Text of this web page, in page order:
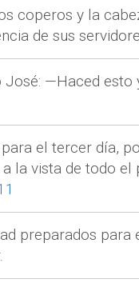
coperos y la
de sus
—Haced esto
el tercer día,
la vista de todo
preparados para